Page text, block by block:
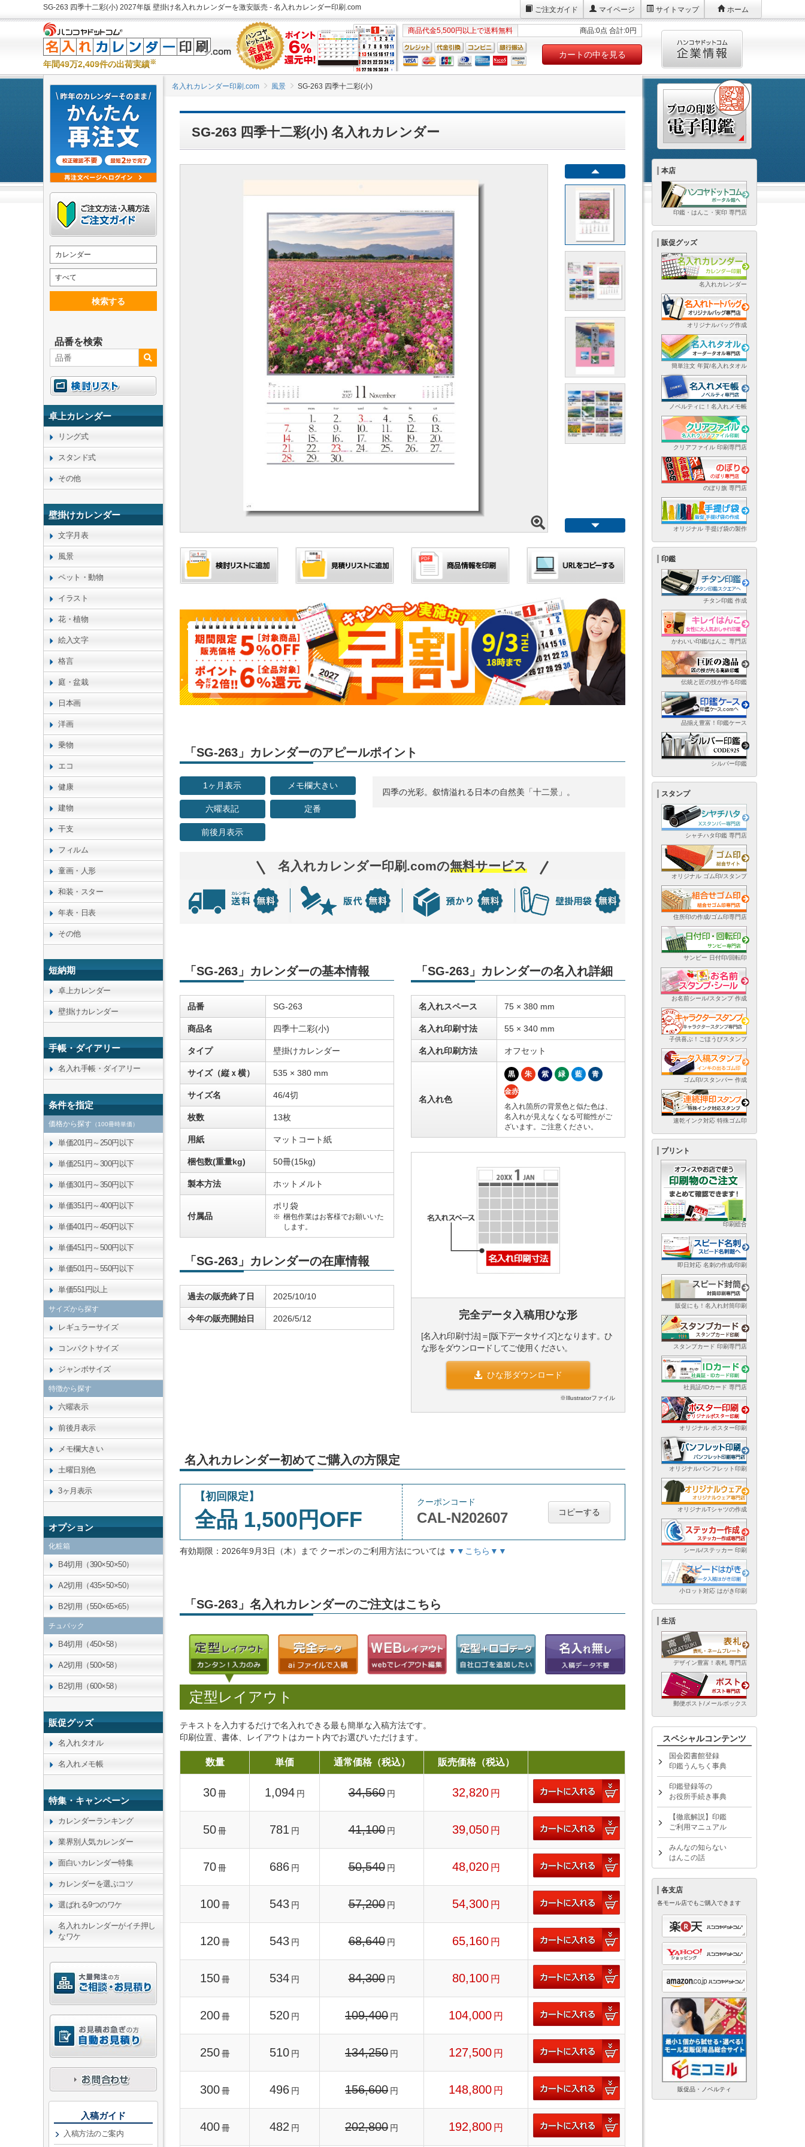
SG-263 四季十二彩(小) 2027年版 壁掛け名入れカレンダーを激安販売 - 名入れカレンダー印刷.com ご注文ガイド マイページ サイトマップ ホーム
年間49万2,409件の出荷実績※
商品代金5,500円以上で送料無料 商品:0点 合計:0円
カートの中を見る
名入れカレンダー印刷.com 風景 SG-263 四季十二彩(小)
SG-263 四季十二彩(小) 名入れカレンダー
「SG-263」カレンダーのアピールポイント
1ヶ月表示 メモ欄大きい
六曜表記 定番
前後月表示
四季の光彩。叙情溢れる日本の自然美「十二景」。
名入れカレンダー印刷.comの無料サービス
「SG-263」カレンダーの基本情報
品番 SG-263
商品名 四季十二彩(小)
タイプ 壁掛けカレンダー
サイズ（縦ｘ横） 535 × 380 mm
サイズ名 46/4切
枚数 13枚
用紙 マットコート紙
梱包数(重量kg) 50冊(15kg)
製本方法 ホットメルト
付属品
ポリ袋
梱包作業はお客様でお願いいた
します。
「SG-263」カレンダーの在庫情報
過去の販売終了日 2025/10/10
今年の販売開始日 2026/5/12
「SG-263」カレンダーの名入れ詳細
名入れスペース 75 × 380 mm
名入れ印刷寸法 55 × 340 mm
名入れ印刷方法 オフセット
名入れ色
黒 朱 紫 緑 藍 青
金赤
名入れ箇所の背景色と似た色は、
名入れが見えなくなる可能性がご
ざいます。ご注意ください。
完全データ入稿用ひな形
[名入れ印刷寸法]＝[版下データサイズ]となります。ひ
な形をダウンロードしてご使用ください。
ひな形ダウンロード
※Illustratorファイル
名入れカレンダー初めてご購入の方限定
【初回限定】
全品 1,500円OFF
クーポンコード
CAL-N202607 コピーする
有効期限：2026年9月3日（木）まで クーポンのご利用方法については ▼▼こちら▼▼
「SG-263」名入れカレンダーのご注文はこちら
定型レイアウト
テキストを入力するだけで名入れできる最も簡単な入稿方法です。
印刷位置、書体、レイアウトはカート内でお選びいただけます。
数量 単価 通常価格（税込） 販売価格（税込）
30冊 1,094 円 34,560 円 32,820 円
50冊 781 円 41,100 円 39,050 円
70冊 686 円 50,540 円 48,020 円
100 冊 543 円 57,200 円 54,300 円
120 冊 543 円 68,640 円 65,160 円
150 冊 534 円 84,300 円 80,100 円
200 冊 520 円 109,400 円 104,000 円
250 冊 510 円 134,250 円 127,500 円
300 冊 496 円 156,600 円 148,800 円
400 冊 482 円 202,800 円 192,800 円
カレンダー
すべて
検索する
品番を検索
卓上カレンダー
リング式
スタンド式
その他
壁掛けカレンダー
文字月表
風景
ペット・動物
イラスト
花・植物
絵入文字
格言
庭・盆栽
日本画
洋画
乗物
エコ
健康
建物
干支
フィルム
童画・人形
和装・スター
年表・日表
その他
短納期
卓上カレンダー
壁掛けカレンダー
手帳・ダイアリー
名入れ手帳・ダイアリー
条件を指定
価格から探す （100冊時単価）
単価201円～250円以下
単価251円～300円以下
単価301円～350円以下
単価351円～400円以下
単価401円～450円以下
単価451円～500円以下
単価501円～550円以下
単価551円以上
サイズから探す
レギュラーサイズ
コンパクトサイズ
ジャンボサイズ
特徴から探す
六曜表示
前後月表示
メモ欄大きい
土曜日別色
3ヶ月表示
オプション
化粧箱
B4切用（390×50×50）
A2切用（435×50×50）
B2切用（550×65×65）
チュパック
B4切用（450×58）
A2切用（500×58）
B2切用（600×58）
販促グッズ
名入れタオル
名入れメモ帳
特集・キャンペーン
カレンダーランキング
業界別人気カレンダー
面白いカレンダー特集
カレンダーを選ぶコツ
選ばれる9つのワケ
名入れカレンダーがイチ押し
なワケ
入稿ガイド
入稿方法のご案内
本店
印鑑・はんこ・実印 専門店
販促グッズ
名入れカレンダー
オリジナルバッグ作成
簡単注文 年賀/名入れタオル
ノベルティに！名入れメモ帳
クリアファイル 印刷専門店
のぼり旗 専門店
オリジナル 手提げ袋の製作
印鑑
チタン印鑑 作成
かわいい印鑑/はんこ 専門店
伝統と匠の技が作る印鑑
品揃え豊富！印鑑ケース
シルバー印鑑
スタンプ
シャチハタ印鑑 専門店
オリジナル ゴム印/スタンプ
住所印の作成/ゴム印専門店
サンビー 日付印/回転印
お名前シール/スタンプ 作成
子供喜ぶ！ごほうびスタンプ
ゴム印/スタンパー 作成
速乾インク対応 特殊ゴム印
プリント
印刷総合
即日対応 名刺の作成/印刷
販促にも！名入れ封筒印刷
スタンプカード 印刷専門店
社員証/IDカード 専門店
オリジナル ポスター印刷
オリジナルパンフレット印刷
オリジナルTシャツの作成
シール/ステッカー 印刷
小ロット対応 はがき印刷
生活
デザイン豊富！表札 専門店
郵便ポスト/メールボックス
スペシャルコンテンツ
国会図書館登録
印鑑うんちく事典
印鑑登録等の
お役所手続き事典
【徹底解説】印鑑
ご利用マニュアル
みんなの知らない
はんこの話
各支店
各モール店でもご購入できます
販促品・ノベルティ